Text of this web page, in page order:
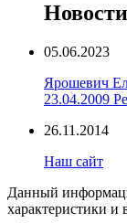
Новости
05.06.2023
Ярошевич
23.04.2009
26.11.2014
Наш сайт
Данный
характеристики и